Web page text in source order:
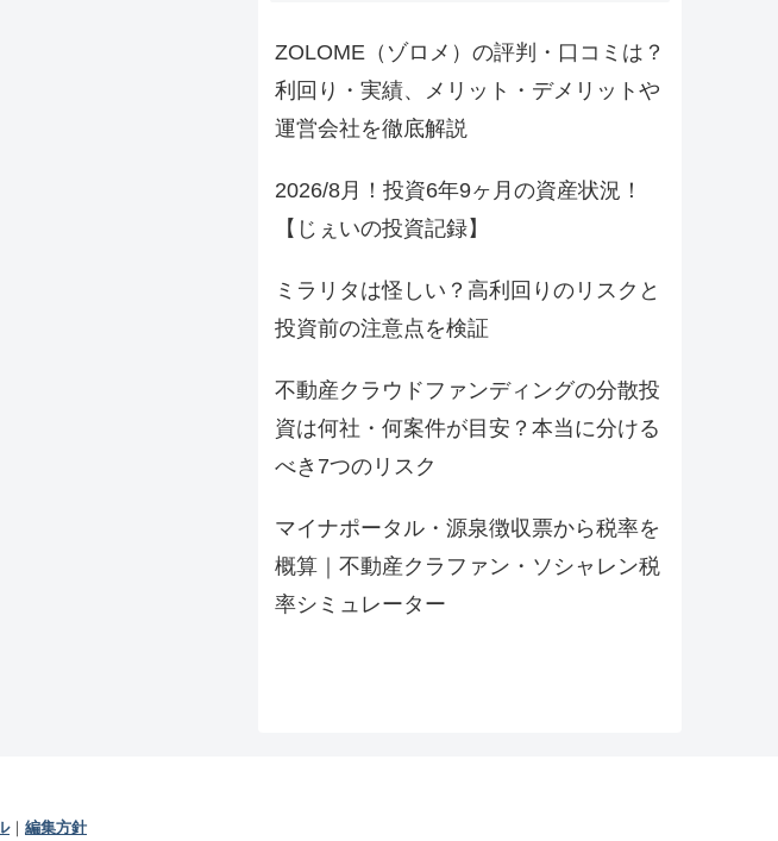
ZOLOME（ゾロメ）の評判・口コミは？
利回り・実績、メリット・デメリットや
運営会社を徹底解説
2026/8月！投資6年9ヶ月の資産状況！
【じぇいの投資記録】
ミラリタは怪しい？高利回りのリスクと
投資前の注意点を検証
不動産クラウドファンディングの分散投
資は何社・何案件が目安？本当に分ける
べき7つのリスク
マイナポータル・源泉徴収票から税率を
概算｜不動産クラファン・ソシャレン税
率シミュレーター
｜ 編集方針